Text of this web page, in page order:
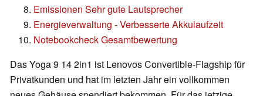
Emissionen Sehr gute Lautsprecher
Energieverwaltung - Verbesserte Akkulaufzeit
Notebookcheck Gesamtbewertung
Das Yoga 9 14 2in1 ist Lenovos Convertible-Flagship für
Privatkunden und hat im letzten Jahr ein vollkommen